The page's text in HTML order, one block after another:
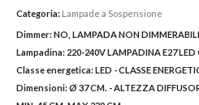
Categoria: Lampade a Sospensione
Dimmer:NO, LAMPADA NON
Lampadina: 220-240V LAMPADINA E27
Classe energetica:LED - CLASSE
Dimensioni:Ø 37 CM. - ALTEZZA